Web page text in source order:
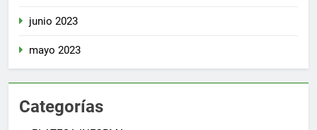
junio 2023
mayo 2023
Categorías